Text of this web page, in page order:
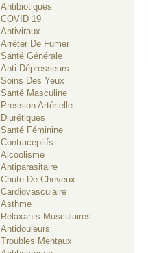
Antibiotiques
COVID 19
Antiviraux
Arrêter De Fumer
Santé Générale
Anti Dépresseurs
Soins Des Yeux
Santé Masculine
Pression Artérielle
Diurétiques
Santé Féminine
Contraceptifs
Alcoolisme
Antiparasitaire
Chute De Cheveux
Cardiovasculaire
Asthme
Relaxants Musculaires
Antidouleurs
Troubles Mentaux